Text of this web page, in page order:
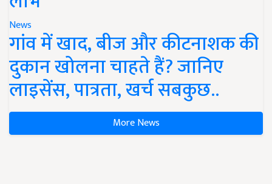
News
गांव में खाद, बीज और कीटनाशक की
दुकान खोलना चाहते हैं? जानिए
लाइसेंस, पात्रता, खर्च सबकुछ..
More News